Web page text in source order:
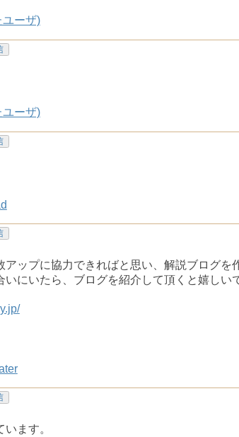
ユーザ)
ユーザ)
ップに協力できればと思い、解説ブログを
にいたら、ブログを紹介して頂くと嬉しい
ます。